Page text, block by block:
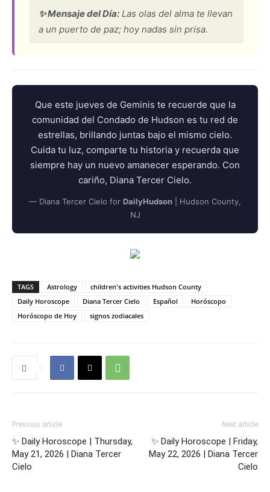
✨ Mensaje del Día: Las olas del alma te llevan
a un puerto de paz; hoy nadas sin prisa.
Que este jueves de Geminis te recuerde que la
comunidad del Condado de Hudson es tu red de
estrellas, brillando juntas bajo el mismo cielo.
Cuida tu luz, comparte tu historia y recuerda que
siempre hay un nuevo amanecer esperando. Con
cariño, Diana Tercer Cielo.
— Diana Tercer Cielo for DailyHudson | Hudson County,
NJ
TAGS Astrology
children's activities Hudson County
Daily Horoscope
Diana Tercer Cielo Español
Horóscopo
Horóscopo de Hoy
signos zodiacales
Previous article
✨ Daily Horoscope | Thursday,
May 21, 2026 | Diana Tercer
Cielo
Next article
✨ Daily Horoscope | Friday,
May 22, 2026 | Diana Tercer
Cielo